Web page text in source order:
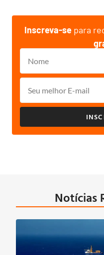
Inscreva-se para
Notícias